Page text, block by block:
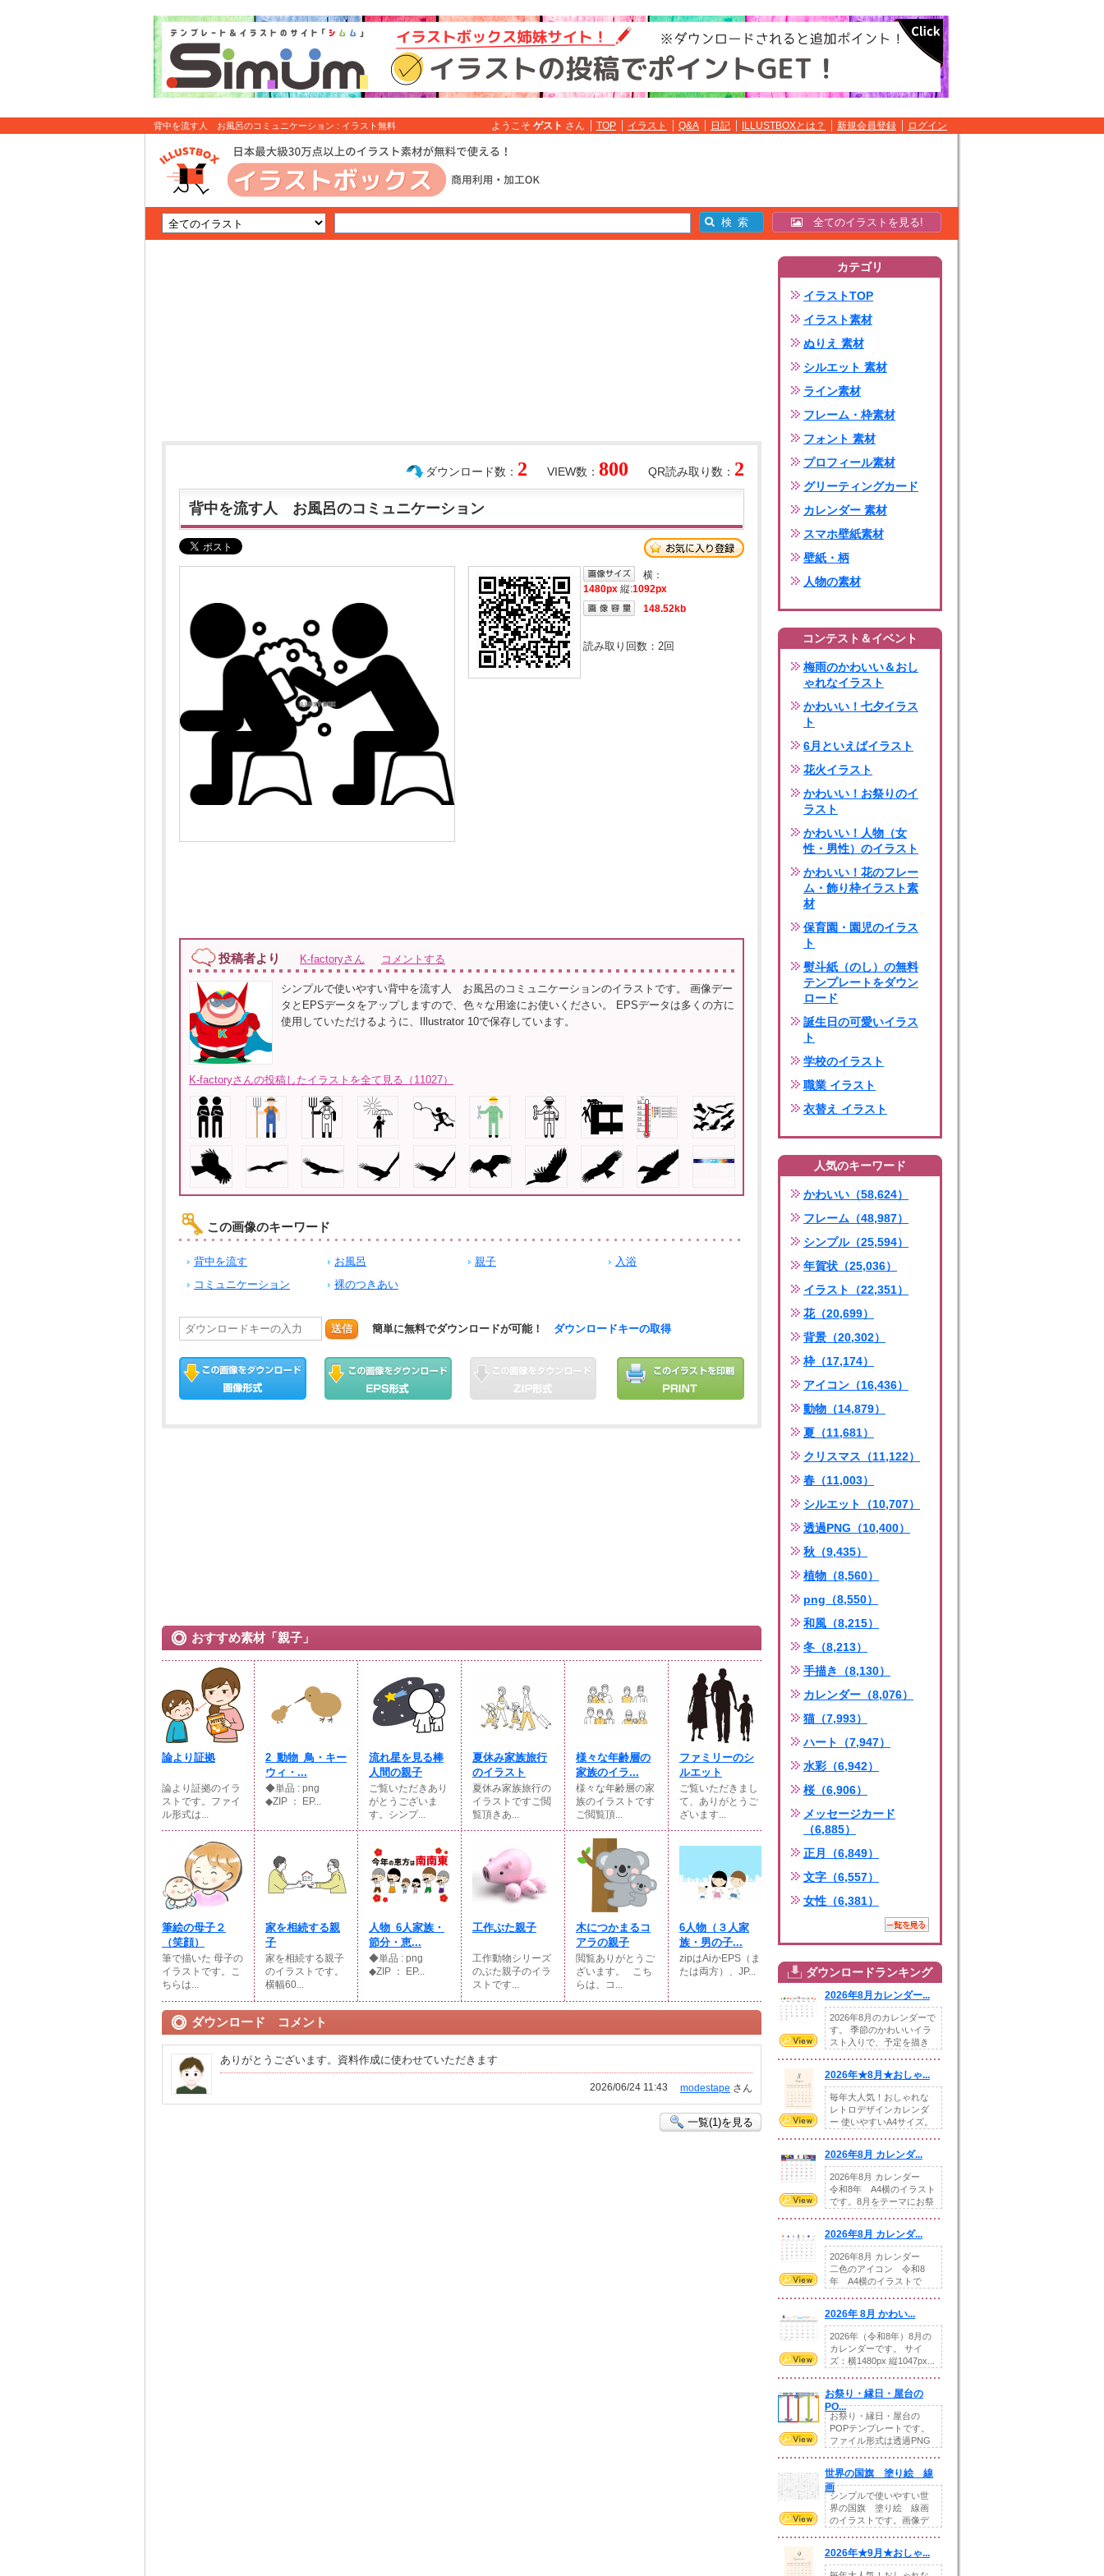
背中を流す人 お風呂のコミュニケーション : イラスト無料 ようこそ ゲスト さん TOP イラスト Q&A 日記 ILLUSTBOXとは？ 新規会員登録 ログイン
全てのイラストを見る!
QR読み取り数： 2
VIEW数： 800
ダウンロード数： 2
背中を流す人 お風呂のコミュニケーション
横：
1480px 縦:1092px
148.52kb
読み取り回数： 2回
投稿者より K-factoryさん コメントする
シンプルで使いやすい背中を流す人 お風呂のコミュニケーションのイラストです。 画像デー
タとEPSデータをアップしますので、色々な用途にお使いください。 EPSデータは多くの方に
使用していただけるように、Illustrator 10で保存しています。
K-factoryさんの投稿したイラストを全て見る（11027）
この画像のキーワード
背中を流す お風呂 親子
入浴
コミュニケーション
裸のつきあい
送信 簡単に無料でダウンロードが可能！ ダウンロードキーの取得
おすすめ素材「親子」
論より証拠
論より証拠のイラ
ストです。ファイ
ル形式は...
2_動物_鳥・キー
ウィ・...
◆単品 : png
◆ZIP ： EP...
流れ星を見る棒
人間の親子
ご覧いただきあり
がとうございま
す。シンプ...
夏休み家族旅行
のイラスト
夏休み家族旅行の
イラストですご閲
覧頂きあ...
様々な年齢層の
家族のイラ...
様々な年齢層の家
族のイラストです
ご閲覧頂...
ファミリーのシ
ルエット
ご覧いただきまし
て、ありがとうご
ざいます...
筆絵の母子２
（笑顔）
筆で描いた 母子の
イラストです。こ
ちらは...
家を相続する親
子
家を相続する親子
のイラストです。
横幅60...
人物_6人家族・
節分・恵...
◆単品 : png
◆ZIP ： EP...
工作ぶた親子
工作動物シリーズ
のぶた親子のイラ
ストです...
木につかまるコ
アラの親子
閲覧ありがとうご
ざいます。⠀こち
らは、コ...
6人物（３人家
族・男の子...
zipはAiかEPS（ま
たは両方）、JP...
ダウンロード コメント
ありがとうございます。資料作成に使わせていただきます
modestape さん
2026/06/24 11:43
一覧(1)を見る
カテゴリ
イラストTOP
イラスト素材
ぬりえ 素材
シルエット 素材
ライン素材
フレーム・枠素材
フォント 素材
プロフィール素材
グリーティングカード
カレンダー 素材
スマホ壁紙素材
壁紙・柄
人物の素材
コンテスト＆イベント
梅雨のかわいい＆おし
ゃれなイラスト
かわいい！七夕イラス
ト
6月といえばイラスト
花火イラスト
かわいい！お祭りのイ
ラスト
かわいい！人物（女
性・男性）のイラスト
かわいい！花のフレー
ム・飾り枠イラスト素
材
保育園・園児のイラス
ト
熨斗紙（のし）の無料
テンプレートをダウン
ロード
誕生日の可愛いイラス
ト
学校のイラスト
職業 イラスト
衣替え イラスト
人気のキーワード
かわいい（58,624）
フレーム（48,987）
シンプル（25,594）
年賀状（25,036）
イラスト（22,351）
花（20,699）
背景（20,302）
枠（17,174）
アイコン（16,436）
動物（14,879）
夏（11,681）
クリスマス（11,122）
春（11,003）
シルエット（10,707）
透過PNG（10,400）
秋（9,435）
植物（8,560）
png（8,550）
和風（8,215）
冬（8,213）
手描き（8,130）
カレンダー（8,076）
猫（7,993）
ハート（7,947）
水彩（6,942）
桜（6,906）
メッセージカード
（6,885）
正月（6,849）
文字（6,557）
女性（6,381）
ダウンロードランキング
2026年8月カレンダー...
2026年8月のカレンダーで
す。 季節のかわいいイラ
スト入りで、予定を描き
2026年★8月★おしゃ...
毎年大人気！おしゃれな
レトロデザインカレンダ
ー 使いやすいA4サイズ。
2026年8月 カレンダ...
2026年8月 カレンダー
令和8年 A4横のイラスト
です。8月をテーマにお祭
2026年8月 カレンダ...
2026年8月 カレンダー
二色のアイコン 令和8
年 A4横のイラストで
2026年 8月 かわい...
2026年（令和8年）8月の
カレンダーです。 サイ
ズ：横1480px 縦1047px...
お祭り・縁日・屋台の
PO...
お祭り・縁日・屋台の
POPテンプレートです。
ファイル形式は透過PNG
世界の国旗 塗り絵 線
画
シンプルで使いやすい世
界の国旗 塗り絵 線画
のイラストです。画像デ
2026年★9月★おしゃ...